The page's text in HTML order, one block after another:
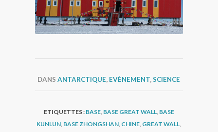
DANSANTARCTIQUE, EVÈNEMENT,SCIENCE
ETIQUETTES : BASE, BASE GREAT WALL, BASE
KUNLUN, BASE ZHONGSHAN, CHINE, GREAT WALL,